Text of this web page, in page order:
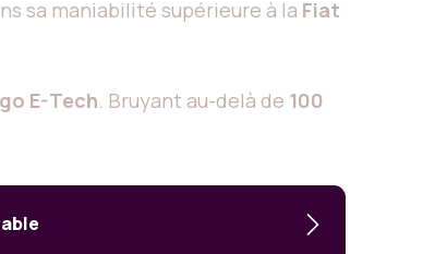
sa maniabilité supérieure à la Fiat
E-Tech. Bruyant au-delà de 100